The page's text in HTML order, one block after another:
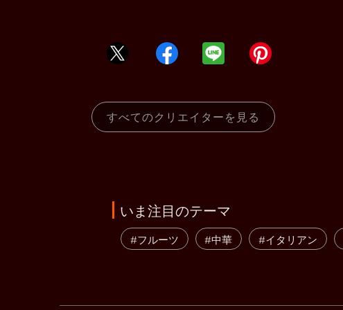
すべてのクリエイターを見る
いま注目のテーマ
#フルーツ #中華 #イタリアン